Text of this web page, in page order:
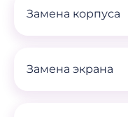
Замена корпуса
Замена экрана